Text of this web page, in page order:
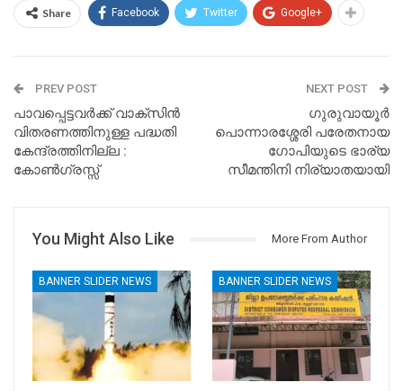
Share Facebook Twitter Google+
PREV POST
പാവപ്പെട്ടവർക്ക് വാക്സിൻ
വിതരണത്തിനുള്ള പദ്ധതി
കേന്ദ്രത്തിനില്ല :
കോൺഗ്രസ്സ്
NEXT POST
ഗുരുവായൂർ
പൊന്നാരശ്ശേരി പരേതനായ
ഗോപിയുടെ ഭാര്യ
സീമന്തിനി നിര്യാതയായി
You Might Also Like More From Author
BANNER SLIDER NEWS BANNER SLIDER NEWS